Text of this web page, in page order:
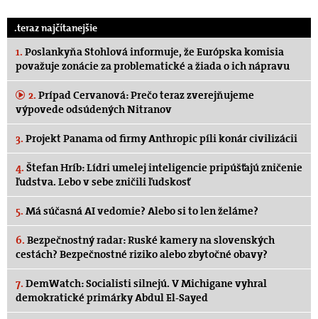
.teraz najčítanejšie
1. Poslankyňa Stohlová informuje, že Európska komisia
považuje zonácie za problematické a žiada o ich nápravu
2. Prípad Cervanová: Prečo teraz zverejňujeme
výpovede odsúdených Nitranov
3. Projekt Panama od firmy Anthropic píli konár civilizácii
4. Štefan Hríb: Lídri umelej inteligencie pripúšťajú zničenie
ľudstva. Lebo v sebe zničili ľudskosť
5. Má súčasná AI vedomie? Alebo si to len želáme?
6. Bezpečnostný radar: Ruské kamery na slovenských
cestách? Bezpečnostné riziko alebo zbytočné obavy?
7. DemWatch: Socialisti silnejú. V Michigane vyhral
demokratické primárky Abdul El-Sayed